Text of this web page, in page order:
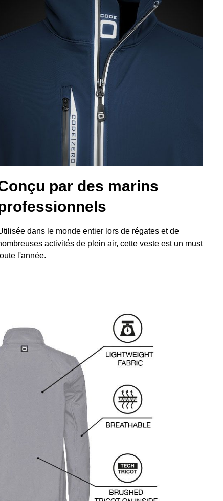
par des marins
dans le monde entier lors de régates et de
activités de plein air, cette veste est un must
l'année.